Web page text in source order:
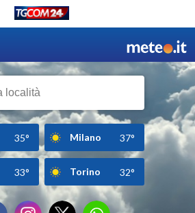
35° Milano 37°
33° Torino 32°